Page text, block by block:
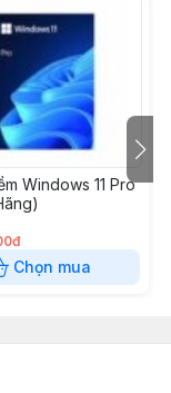
Windows 11 Pro
Chọn mua